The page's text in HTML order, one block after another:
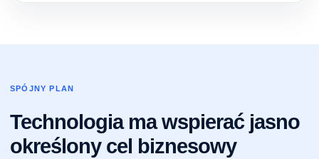
SPÓJNY PLAN
Technologia ma wspierać jasno
określony cel biznesowy